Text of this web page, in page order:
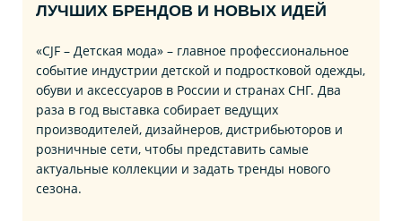
ЛУЧШИХ БРЕНДОВ И НОВЫХ ИДЕЙ
«CJF – Детская мода» – главное профессиональное
событие индустрии детской и подростковой одежды,
обуви и аксессуаров в России и странах СНГ. Два
раза в год выставка собирает ведущих
производителей, дизайнеров, дистрибьюторов и
розничные сети, чтобы представить самые
актуальные коллекции и задать тренды нового
сезона.